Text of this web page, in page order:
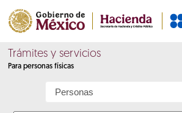
Trámites y servicios
Para personas físicas
Personas